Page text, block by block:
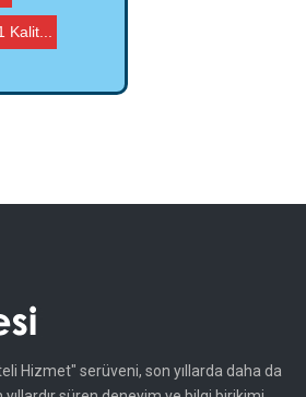
Belgesi,...
ISO 9001...
Kalit...
Hizmet" serüveni, son yıllarda daha da